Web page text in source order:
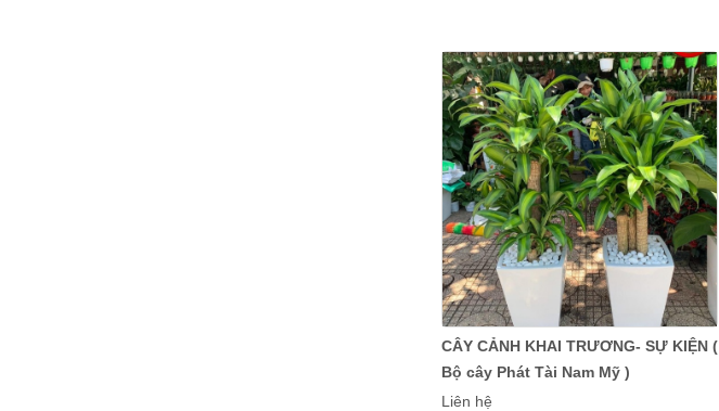
CÂY CẢNH KHAI TRƯƠNG- SỰ KIỆN (
Bộ cây Phát Tài Nam Mỹ )
Liên hệ